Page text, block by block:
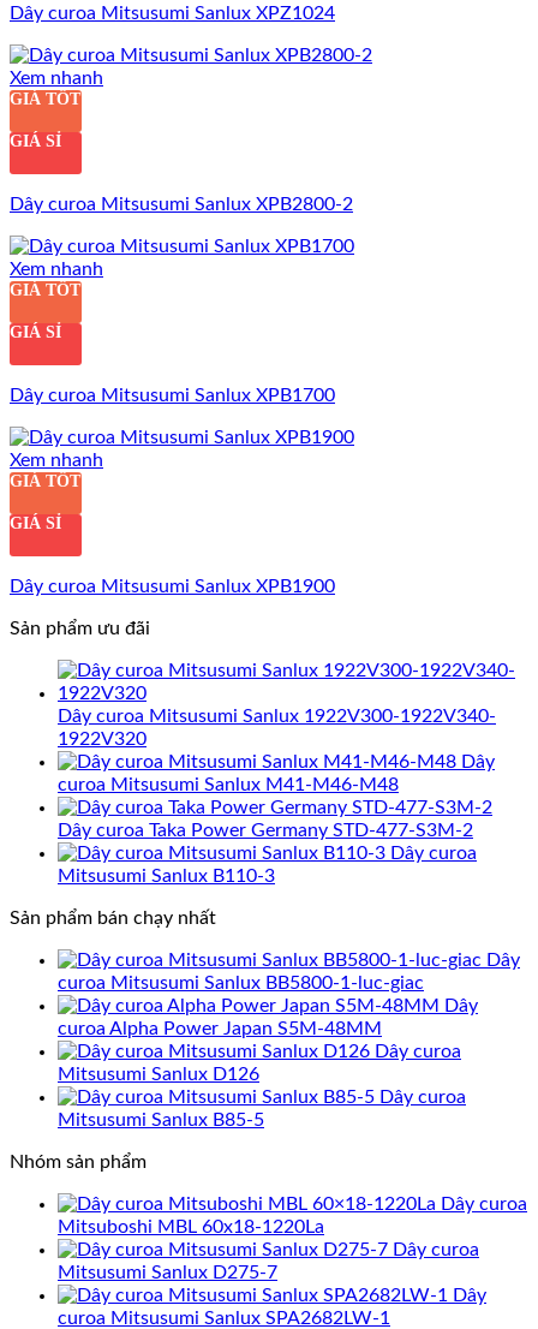
Dây curoa Mitsusumi Sanlux XPZ1024
Xem nhanh
GIÁ TỐT
GIÁ SỈ
Dây curoa Mitsusumi Sanlux XPB2800-2
Xem nhanh
GIÁ TỐT
GIÁ SỈ
Dây curoa Mitsusumi Sanlux XPB1700
Xem nhanh
GIÁ TỐT
GIÁ SỈ
Dây curoa Mitsusumi Sanlux XPB1900
Sản phẩm ưu đãi
Dây curoa Mitsusumi Sanlux 1922V300-1922V340-
1922V320
Dây
curoa Mitsusumi Sanlux M41-M46-M48
Dây curoa Taka Power Germany STD-477-S3M-2
Dây curoa
Mitsusumi Sanlux B110-3
Sản phẩm bán chạy nhất
Dây
curoa Mitsusumi Sanlux BB5800-1-luc-giac
Dây
curoa Alpha Power Japan S5M-48MM
Dây curoa
Mitsusumi Sanlux D126
Dây curoa
Mitsusumi Sanlux B85-5
Nhóm sản phẩm
Dây curoa
Mitsuboshi MBL 60x18-1220La
Dây curoa
Mitsusumi Sanlux D275-7
Dây
curoa Mitsusumi Sanlux SPA2682LW-1